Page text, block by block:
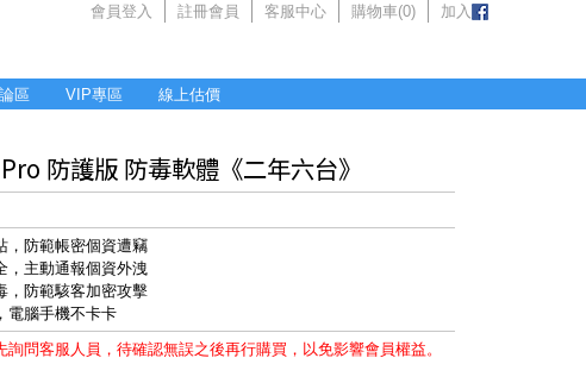
會員登入 註冊會員 客服中心 購物車(0) 加入
區 VIP專區 線上估價
防護版 防毒軟體《二年六台》
，防範帳密個資遭竊
，主動通報個資外洩
，防範駭客加密攻擊
電腦手機不卡卡
問客服人員，待確認無誤之後再行購買，以免影響會員權益。